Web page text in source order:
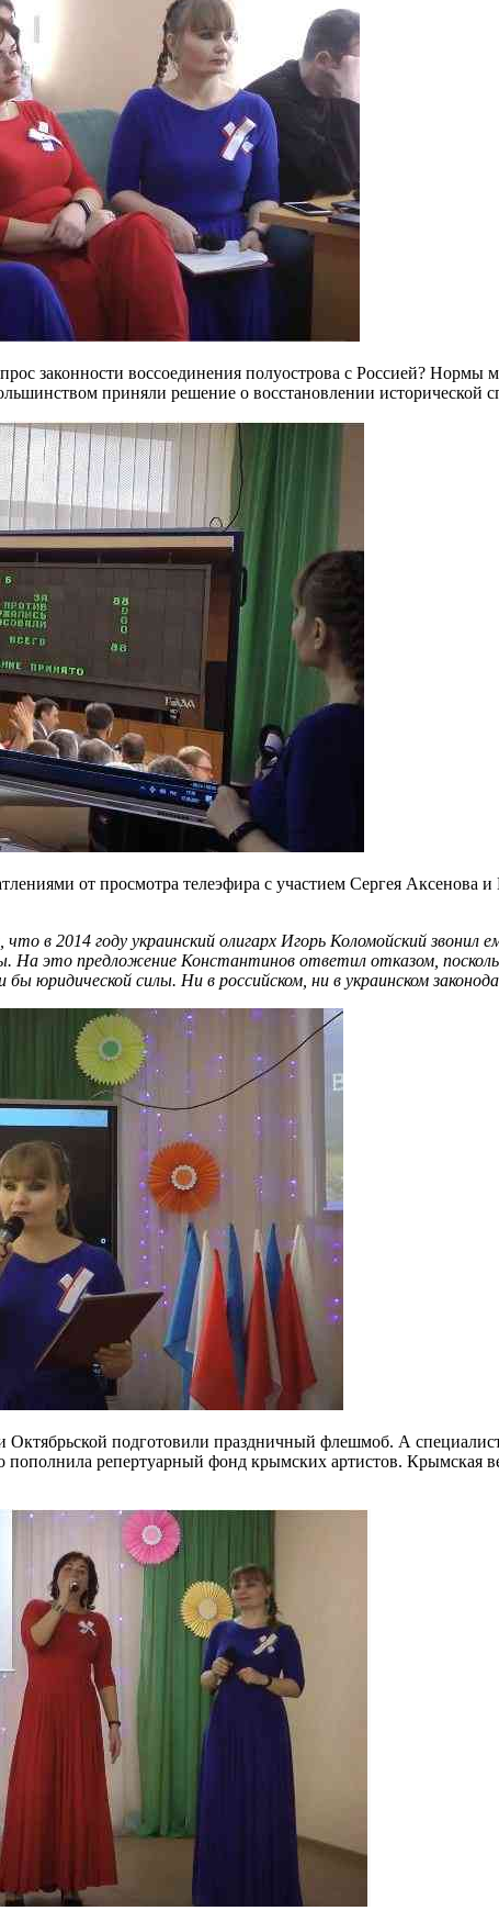
законности воссоединения полуострова с Россией? Нормы
приняли решение о восстановлении исторической
от просмотра телеэфира с участием Сергея Аксенова
в 2014 году украинский олигарх Игорь Коломойский
На это предложение Константинов ответил отказом,
бы юридической силы. Ни в российском, ни в украинском
подготовили праздничный флешмоб. А
репертуарный фонд крымских артистов. Крымская